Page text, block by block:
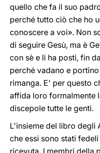
quello che fa il suo
perché tutto ciò che ho
conoscere a voi». Non
di seguire Gesù, ma è
con sè e li ha posti, fin
perché vadano e
rimanga. E' per questo
affida loro formalmente
discepole tutte le genti.
L'insieme del libro degli
che essi sono stati
ricevuta. I membri della